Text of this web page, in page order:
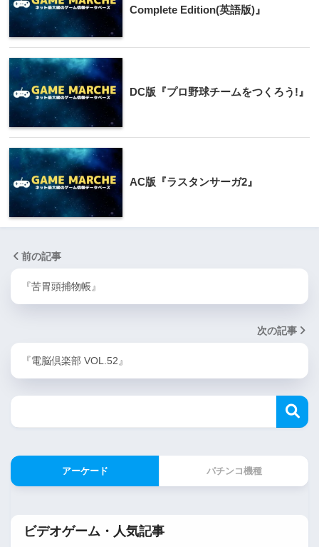
Complete Edition(英語版)』
DC版『プロ野球チームをつくろう!』
AC版『ラスタンサーガ2』
前の記事
『苦胃頭捕物帳』
次の記事
『電脳倶楽部 VOL.52』
アーケード パチンコ機種
ビデオゲーム・人気記事